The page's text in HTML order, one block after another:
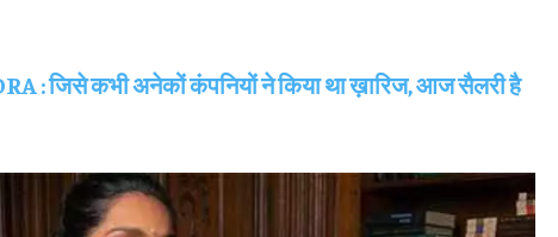
: जिसे कभी अनेकों कंपनियों ने किया था ख़ारिज, आज सैलरी है